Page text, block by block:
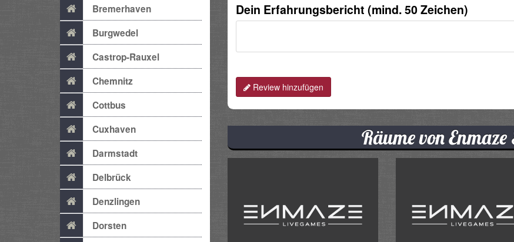
Bremerhaven
Burgwedel
Castrop-Rauxel
Chemnitz
Cottbus
Cuxhaven
Darmstadt
Delbrück
Denzlingen
Dorsten
Dein Erfahrungsbericht (mind. 50 Zeichen)
Review hinzufügen
Räume von